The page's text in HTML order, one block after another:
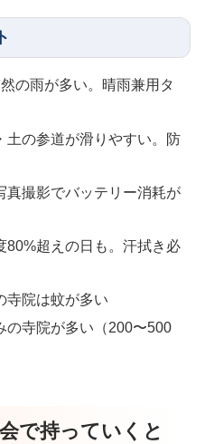
の雨が多い。晴雨兼用タ
の参道が滑りやすい。防
撮影でバッテリー消耗が
超えの日も。汗拭き必
院は蚊が多い
寺院が多い（200〜500
で持っていくと